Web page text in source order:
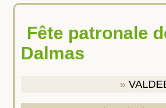
Fête patronale de Saint-
Dalmas